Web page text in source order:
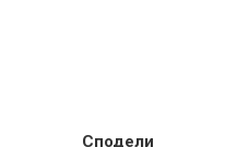
Сподели